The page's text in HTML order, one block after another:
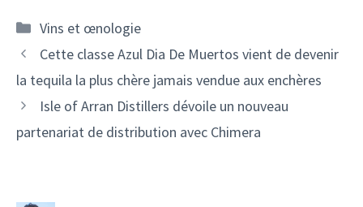
Catégories
Vins et œnologie
Navigation
des
Cette classe Azul Dia De Muertos vient de devenir
la tequila la plus chère jamais vendue aux enchères
Isle of Arran Distillers dévoile un nouveau
partenariat de distribution avec Chimera